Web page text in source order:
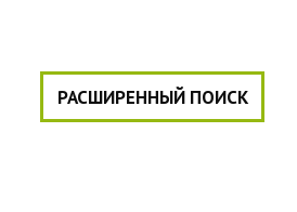
РАСШИРЕННЫЙ ПОИСК